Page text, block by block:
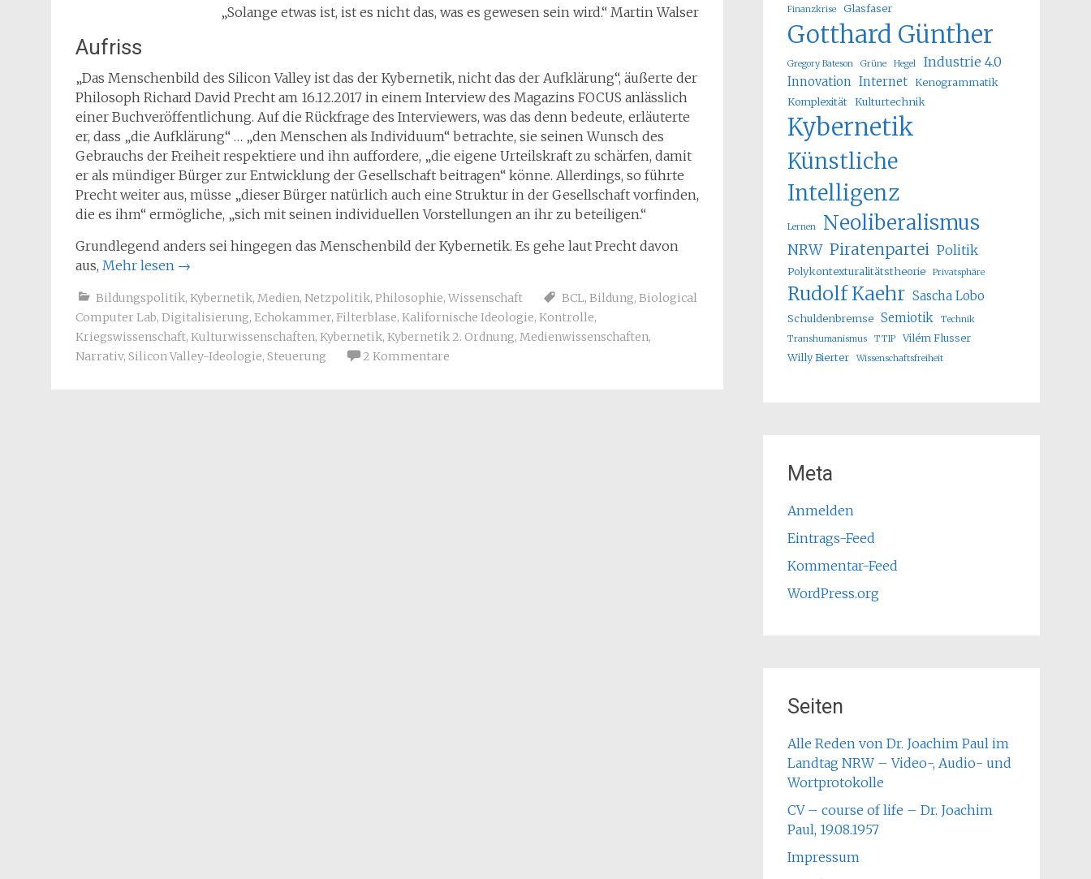
„Solange etwas ist, ist es nicht das, was es gewesen sein wird.“ Martin Walser
Aufriss
„Das Menschenbild des Silicon Valley ist das der Kybernetik, nicht das der Aufklärung“, äußerte der
Philosoph Richard David Precht am 16.12.2017 in einem Interview des Magazins FOCUS anlässlich
einer Buchveröffentlichung. Auf die Rückfrage des Interviewers, was das denn bedeute, erläuterte
er, dass „die Aufklärung“ … „den Menschen als Individuum“ betrachte, sie seinen Wunsch des
Gebrauchs der Freiheit respektiere und ihn auffordere, „die eigene Urteilskraft zu schärfen, damit
er als mündiger Bürger zur Entwicklung der Gesellschaft beitragen“ könne. Allerdings, so führte
Precht weiter aus, müsse „dieser Bürger natürlich auch eine Struktur in der Gesellschaft vorfinden,
die es ihm“ ermögliche, „sich mit seinen individuellen Vorstellungen an ihr zu beteiligen.“
Grundlegend anders sei hingegen das Menschenbild der Kybernetik. Es gehe laut Precht davon
aus, Mehr lesen →
Bildungspolitik, Kybernetik, Medien, Netzpolitik, Philosophie, Wissenschaft BCL, Bildung, Biological
Computer Lab, Digitalisierung, Echokammer, Filterblase, Kalifornische Ideologie, Kontrolle,
Kriegswissenschaft, Kulturwissenschaften, Kybernetik, Kybernetik 2. Ordnung, Medienwissenschaften,
Narrativ, Silicon Valley-Ideologie, Steuerung 2 Kommentare
Finanzkrise Glasfaser
Gotthard Günther
Gregory Bateson Grüne Hegel Industrie 4.0
Innovation Internet Kenogrammatik
Komplexität Kulturtechnik
Kybernetik
Künstliche
Intelligenz
Lernen Neoliberalismus
NRW Piratenpartei Politik
Polykontexturalitätstheorie Privatsphäre
Rudolf Kaehr Sascha Lobo
Schuldenbremse Semiotik
Technik
Transhumanismus
TTIP
Vilém Flusser
Willy Bierter
Wissenschaftsfreiheit
Meta
Anmelden
Eintrags-Feed
Kommentar-Feed
WordPress.org
Seiten
Alle Reden von Dr. Joachim Paul im
Landtag NRW – Video-, Audio- und
Wortprotokolle
CV – course of life – Dr. Joachim
Paul, 19.08.1957
Impressum